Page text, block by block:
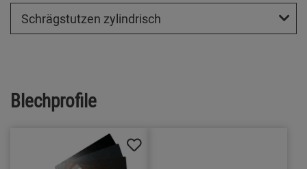
Schrägstutzen zylindrisch
Blechprofile